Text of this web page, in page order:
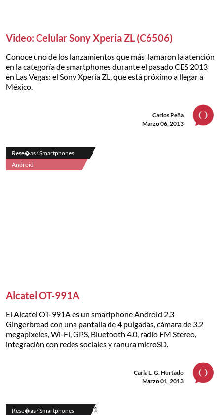
Video: Celular Sony Xperia ZL (C6506)
Conoce uno de los lanzamientos que más llamaron la atención
en la categoría de smartphones durante el pasado CES 2013
en Las Vegas: el Sony Xperia ZL, que está próximo a llegar a
México.
Carlos Peña
Marzo 06, 2013
Rese�as / Smartphones
Android
Alcatel OT-991A
El Alcatel OT-991A es un smartphone Android 2.3
Gingerbread con una pantalla de 4 pulgadas, cámara de 3.2
megapixeles, Wi-Fi, GPS, Bluetooth 4.0, radio FM Stereo,
integración con redes sociales y ranura microSD.
Carla L. G. Hurtado
Marzo 01, 2013
Rese�as / Smartphones